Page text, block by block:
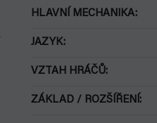
HLAVNÍ MECHANIKA:
JAZYK:
VZTAH HRÁČŮ:
ZÁKLAD / ROZŠÍŘENÍ: